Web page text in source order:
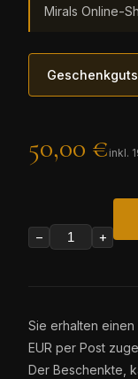
Mirals Online-
50,00 € inkl.
− +
Sie erhalten
EUR per Post
Der Beschenkte,